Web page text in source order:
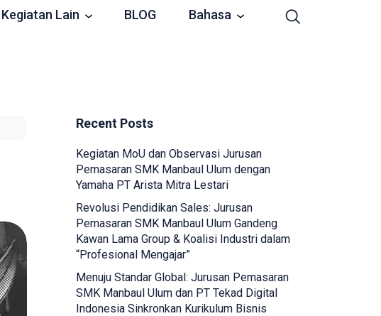
Kegiatan Lain BLOG Bahasa
Recent Posts
Kegiatan MoU dan Observasi Jurusan
Pemasaran SMK Manbaul Ulum dengan
Yamaha PT Arista Mitra Lestari
Revolusi Pendidikan Sales: Jurusan
Pemasaran SMK Manbaul Ulum Gandeng
Kawan Lama Group & Koalisi Industri dalam
“Profesional Mengajar”
Menuju Standar Global: Jurusan Pemasaran
SMK Manbaul Ulum dan PT Tekad Digital
Indonesia Sinkronkan Kurikulum Bisnis